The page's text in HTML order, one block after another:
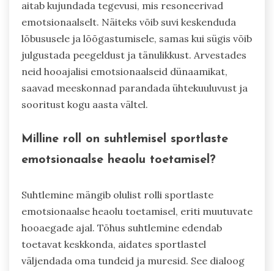
aitab kujundada tegevusi, mis resoneerivad
emotsionaalselt. Näiteks võib suvi keskenduda
lõbususele ja lõõgastumisele, samas kui sügis võib
julgustada peegeldust ja tänulikkust. Arvestades
neid hooajalisi emotsionaalseid dünaamikat,
saavad meeskonnad parandada ühtekuuluvust ja
sooritust kogu aasta vältel.
Milline roll on suhtlemisel sportlaste
emotsionaalse heaolu toetamisel?
Suhtlemine mängib olulist rolli sportlaste
emotsionaalse heaolu toetamisel, eriti muutuvate
hooaegade ajal. Tõhus suhtlemine edendab
toetavat keskkonda, aidates sportlastel
väljendada oma tundeid ja muresid. See dialoog